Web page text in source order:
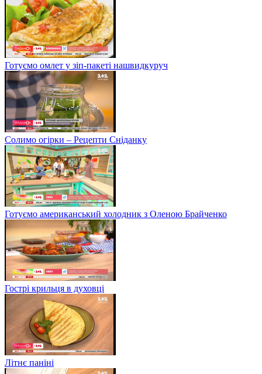
Готуємо омлет у зіп-пакеті нашвидкуруч
Солимо огірки – Рецепти Сніданку
Готуємо американський холодник з Оленою Брайченко
Гострі крильця в духовці
Літнє паніні